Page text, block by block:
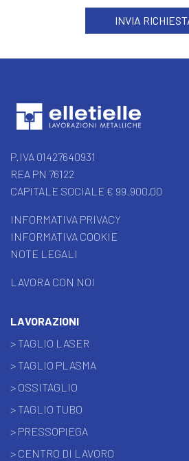
P.IVA 01427640931
REA PN 76122
CAPITALE SOCIALE € 99.900,00
INFORMATIVA PRIVACY
INFORMATIVA COOKIE
NOTE LEGALI
LAVORA CON NOI
LAVORAZIONI
> TAGLIO LASER
> TAGLIO PLASMA
> OSSITAGLIO
> TAGLIO TUBO
> PRESSOPIEGA
> CENTRO DI LAVORO